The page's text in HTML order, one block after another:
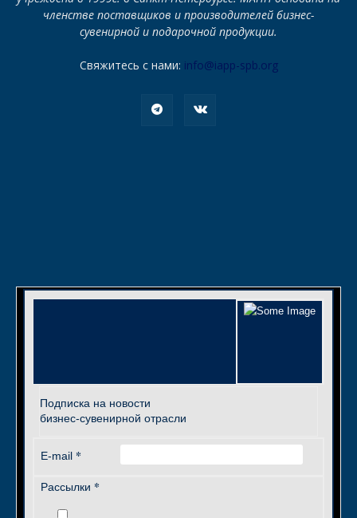
членстве поставщиков и производителей бизнес-
сувенирной и подарочной продукции.
Свяжитесь с нами: info@iapp-spb.org
Подписка на новости
бизнес-сувенирной отрасли
E-mail *
Рассылки *